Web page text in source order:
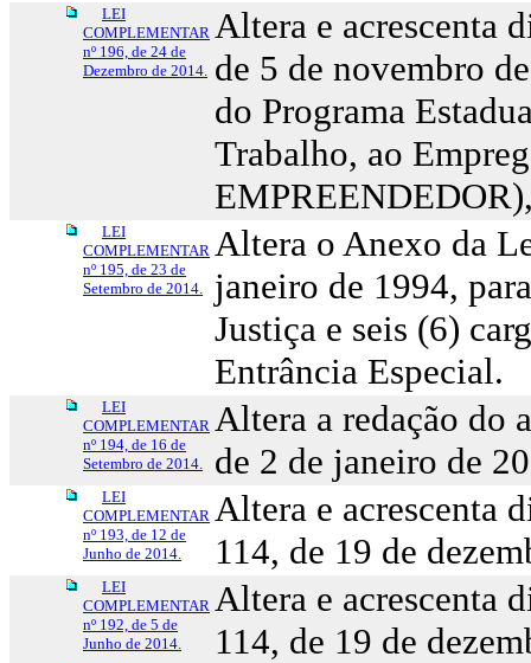
LEI
COMPLEMENTAR
nº 196, de 24 de
Dezembro de 2014.
Altera e acrescenta
de 5 de novembro
do Programa
Trabalho, ao
LEI
COMPLEMENTAR
nº 195, de 23 de
Setembro de 2014.
Altera o Anexo da
janeiro de 1994,
Justiça e seis (6)
Entrância Especial.
LEI
COMPLEMENTAR
nº 194, de 16 de
Setembro de 2014.
Altera a redação do
de 2 de janeiro de
LEI
COMPLEMENTAR
nº 193, de 12 de
Junho de 2014.
Altera e acrescenta
114, de 19 de
LEI
COMPLEMENTAR
nº 192, de 5 de
Junho de 2014.
Altera e acrescenta
114, de 19 de